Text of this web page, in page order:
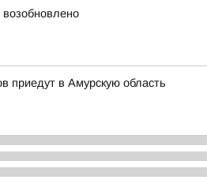
приедут в Амурскую область